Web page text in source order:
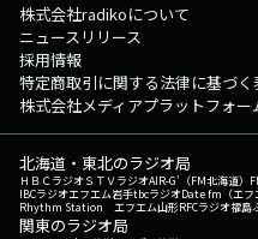
株式会社radikoについて
ニュースリリース
採用情報
特定商取引に関する法律に基づく
株式会社メディアプラットフォー
北海道・東北のラジオ局
ＨＢＣラジオＳＴＶラジオAIR-G'（FM北海道）
IBCラジオエフエム岩手tbcラジオDate fm（エフ
Rhythm Station エフエム山形RFCラジオ福島
関東のラジオ局